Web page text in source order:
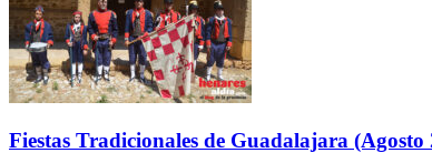
Fiestas Tradicionales de Guadalajara (Agosto